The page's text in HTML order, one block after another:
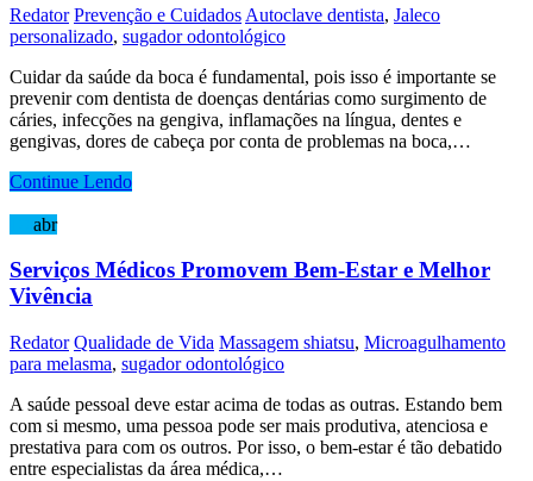
Redator Prevenção e Cuidados Autoclave dentista, Jaleco
personalizado, sugador odontológico
Cuidar da saúde da boca é fundamental, pois isso é importante se
prevenir com dentista de doenças dentárias como surgimento de
cáries, infecções na gengiva, inflamações na língua, dentes e
gengivas, dores de cabeça por conta de problemas na boca,…
Continue Lendo
abr
Serviços Médicos Promovem Bem-Estar e Melhor
Vivência
Redator Qualidade de Vida Massagem shiatsu, Microagulhamento
para melasma, sugador odontológico
A saúde pessoal deve estar acima de todas as outras. Estando bem
com si mesmo, uma pessoa pode ser mais produtiva, atenciosa e
prestativa para com os outros. Por isso, o bem-estar é tão debatido
entre especialistas da área médica,…